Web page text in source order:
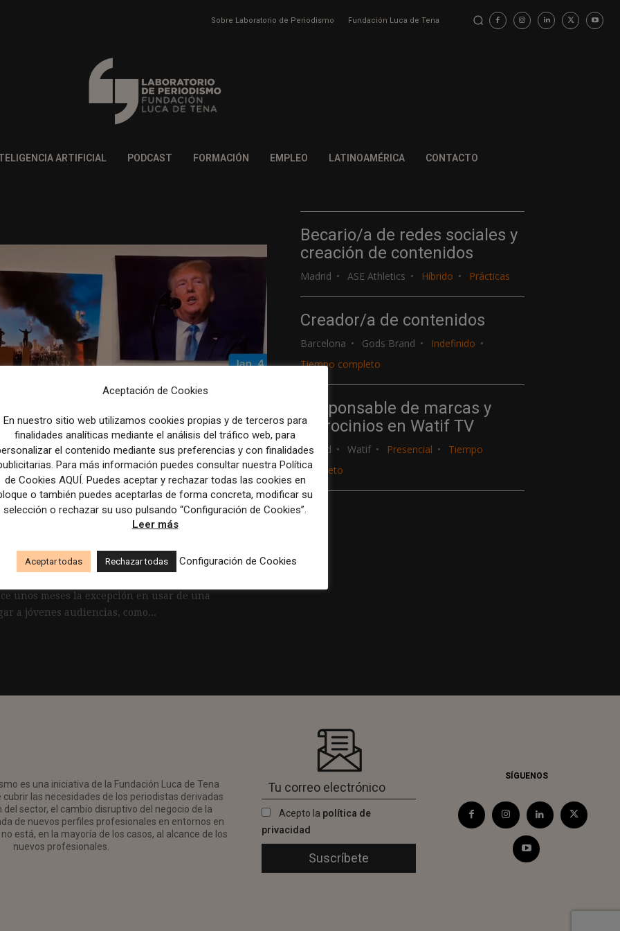
Sobre Laboratorio de Periodismo Fundación Luca de Tena
ARTIFICIAL PODCAST FORMACIÓN EMPLEO LATINOAMÉRICA CONTACTO
en Tik Tok: las
unos meses la excepción en usar de una
a jóvenes audiencias, como...
Becario/a de redes sociales y
creación de contenidos
Madrid ASE Athletics Híbrido Prácticas
Creador/a de contenidos
Barcelona Gods Brand
Indefinido
Tiempo completo
Responsable de marcas y
patrocinios en Watif TV
Madrid Watif Presencial
Tiempo
completo
es una iniciativa de la Fundación Luca de Tena
las necesidades de los periodistas derivadas
sector, el cambio disruptivo del negocio de la
de nuevos perfiles profesionales en entornos en
está, en la mayoría de los casos, al alcance de los
nuevos profesionales.
Acepto la política de
privacidad
SÍGUENOS
Aceptación de Cookies
En nuestro sitio web utilizamos cookies propias y de terceros para
finalidades analíticas mediante el análisis del tráfico web, para
el contenido mediante sus preferencias y con finalidades
Para más información puedes consultar nuestra Política
de Cookies AQUÍ. Puedes aceptar y rechazar todas las cookies en
o también puedes aceptarlas de forma concreta, modificar su
selección o rechazar su uso pulsando “Configuración de Cookies”.
Leer más
Aceptar todas Rechazar todas Configuración de Cookies